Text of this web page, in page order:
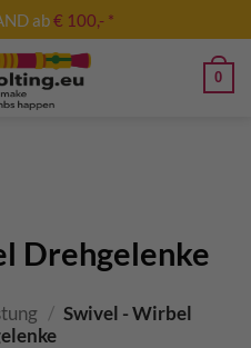
ab€ 100,- *
0
Drehgelenke
/ Swivel - Wirbel